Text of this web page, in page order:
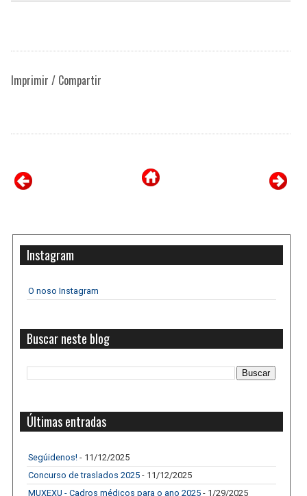
Imprimir / Compartir
Instagram
O noso Instagram
Buscar neste blog
Últimas entradas
Segúidenos! - 11/12/2025
Concurso de traslados 2025 - 11/12/2025
MUXEXU - Cadros médicos para o ano 2025 - 1/29/2025